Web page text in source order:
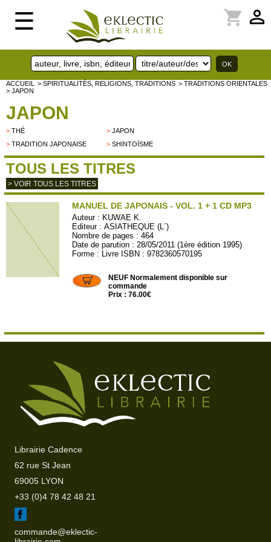
☰ perm_identity
shopping_cart
ACCUEIL > SPIRITUALITÉS, RELIGIONS, TRADITIONS > TRADITIONS ORIENTALES
> JAPON
JAPON
> THÉ >JAPON
> TRADITION JAPONAISE >SHINTOÏSME
TOUS LES TITRES
> VOIR TOUS LES TITRES
MANUEL DE JAPONAIS - VOL. 1 + 1 CD MP3
Auteur : KUWAE K.
Editeur :ASIATHEQUE (L´)
Nombre de pages : 464
Date de parution : 28/05/2011 (1ére édition 1995)
Forme : Livre ISBN : 9782360570195
NEUF Normalement disponible sur
commande
Prix : 76.00€
Librairie Cadence
62 rue St Jean
69005 LYON
+33 (0)4 78 42 48 21
commande@eklectic-